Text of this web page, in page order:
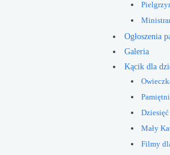
Ogłoszenia
Galeria
Kącik dla
Mały
Filmy